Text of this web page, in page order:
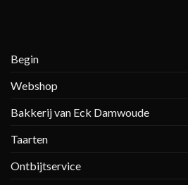
Begin
Webshop
Bakkerij van Eck Damwoude
Taarten
Ontbijtservice